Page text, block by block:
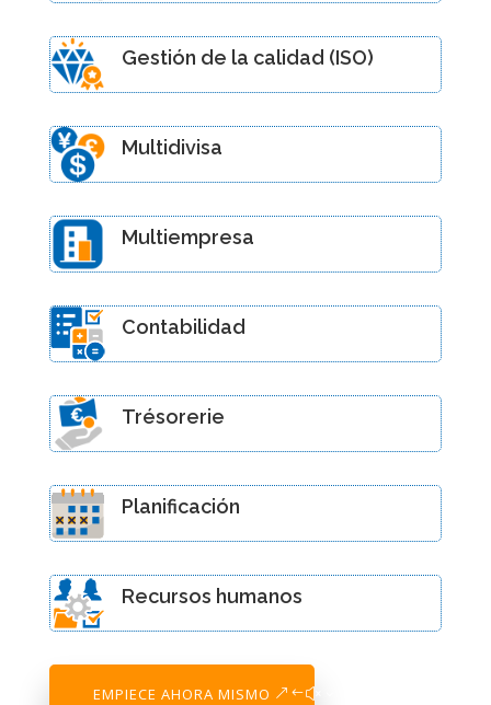
Gestión de la calidad (ISO)
Multidivisa
Multiempresa
Contabilidad
Trésorerie
Planificación
Recursos humanos
EMPIECE AHORA MISMO